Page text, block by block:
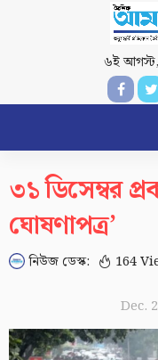
৬ই আগস্ট,
৩১ ডিসেম্বর
ঘোষণাপত্র’
নিউজ ডেস্ক: 164
Dec.